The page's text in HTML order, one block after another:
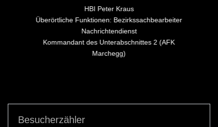
HBI Peter Kraus
Überörtliche Funktionen: Bezirkssachbearbeiter
Nachrichtendienst
Kommandant des Unterabschnittes 2 (AFK
Marchegg)
Besucherzähler